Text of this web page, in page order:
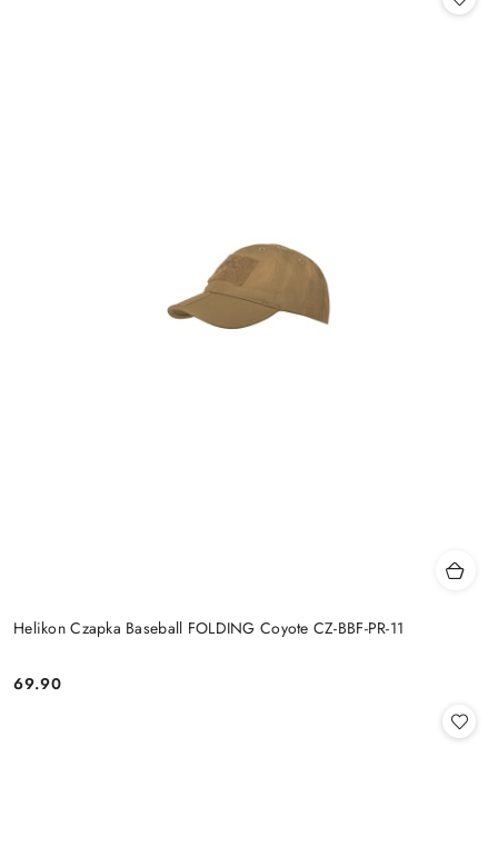
Helikon Czapka Baseball FOLDING Coyote CZ-BBF-PR-11
Cena:
69.90